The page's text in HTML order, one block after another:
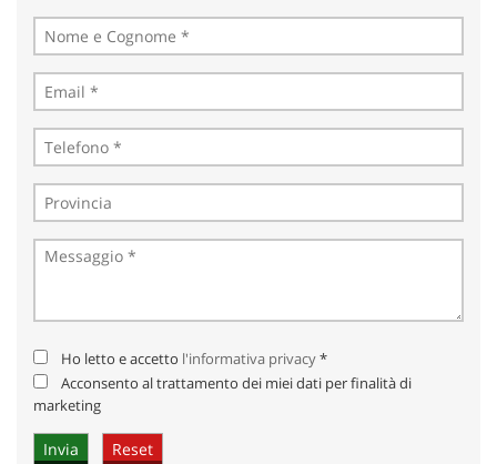
Ho letto e accetto l'informativa privacy*
Acconsento al trattamento dei miei dati per finalità di
marketing